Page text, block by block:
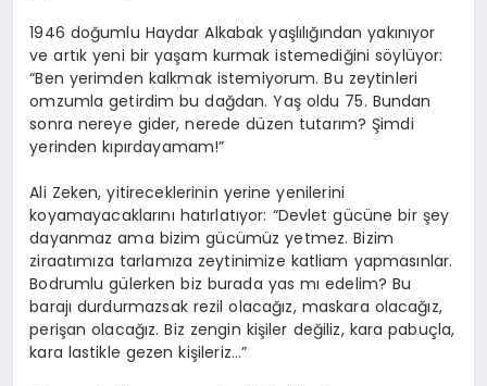
1946 doğumlu Haydar Alkabak yaşlılığından yakınıyor
ve artık yeni bir yaşam kurmak istemediğini söylüyor:
“Ben yerimden kalkmak istemiyorum. Bu zeytinleri
omzumla getirdim bu dağdan. Yaş oldu 75. Bundan
sonra nereye gider, nerede düzen tutarım? Şimdi
yerinden kıpırdayamam!”
Ali Zeken, yitireceklerinin yerine yenilerini
koyamayacaklarını hatırlatıyor: “Devlet gücüne bir şey
dayanmaz ama bizim gücümüz yetmez. Bizim
ziraatımıza tarlamıza zeytinimize katliam yapmasınlar.
Bodrumlu gülerken biz burada yas mı edelim? Bu
barajı durdurmazsak rezil olacağız, maskara olacağız,
perişan olacağız. Biz zengin kişiler değiliz, kara pabuçla,
kara lastikle gezen kişileriz…”